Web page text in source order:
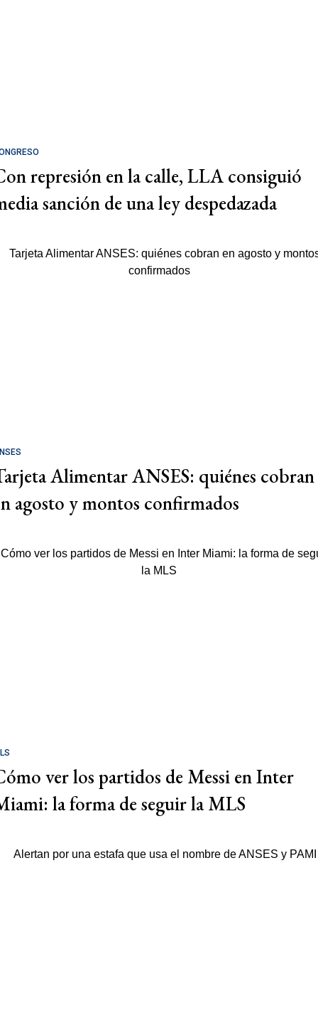
represión en la calle, LLA consiguió
sanción de una ley despedazada
Alimentar ANSES: quiénes cobran
agosto y montos confirmados
ver los partidos de Messi en Inter
la forma de seguir la MLS